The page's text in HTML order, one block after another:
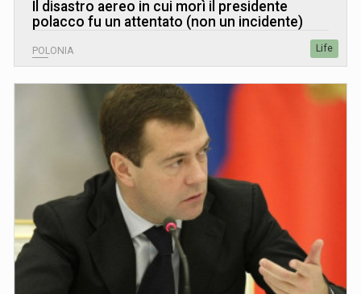
Il disastro aereo in cui morì il presidente
polacco fu un attentato (non un incidente)
POLONIA Life